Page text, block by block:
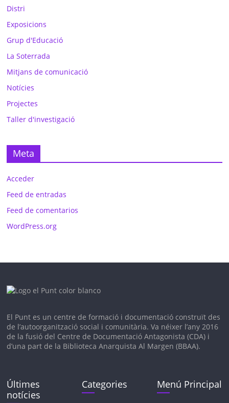
Distri
Exposicions
Grup d'Educació
La Soterrada
Mitjans de comunicació
Notícies
Projectes
Taller d'investigació
Meta
Acceder
Feed de entradas
Feed de comentarios
WordPress.org
El Punt es un centre de formació i documentació construït des
de l’autoorganització social i comunitària. Va néixer l’any 2016
de la fusió del Centre de Documentació Antagonista (CDA) i
d’una part de la Biblioteca Anarquista Al Margen (BBAA).
Últimes
notícies
Categories Menú Principal